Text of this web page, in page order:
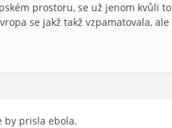
prostoru, se už jenom kvůli
se jakž takž vzpamatovala,
by prisla ebola.